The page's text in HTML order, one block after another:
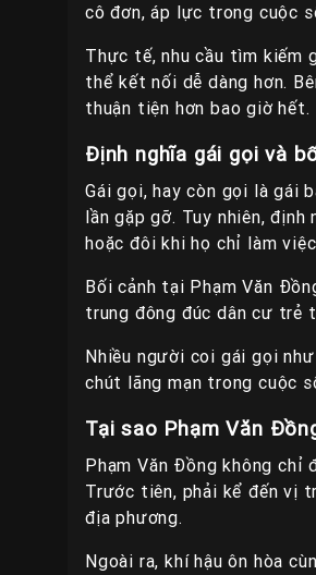
cô đơn, áp lực trong cuộc
Thực tế, nhu cầu tìm kiếm
thể kết nối dễ dàng hơn.
thuận tiện hơn bao giờ hết.
Định nghĩa gái gọi và
Gái gọi, hay còn gọi là gái
lần gặp gỡ. Tuy nhiên,
hoặc đôi khi họ chỉ làm
Bối cảnh tại Phạm Văn
trung đông đúc dân cư trẻ
Nhiều người coi gái gọi
chút lãng mạn trong cuộc
Tại sao Phạm Văn
Phạm Văn Đồng không chỉ
Trước tiên, phải kể đến vị
địa phương.
Ngoài ra, khí hậu ôn hòa